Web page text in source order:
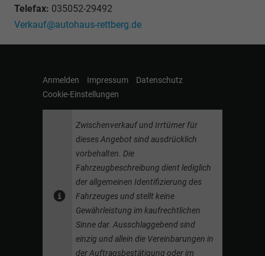
Telefax: 035052-29492
Verkauf@autohaus-rettberg.de
Anmelden Impressum
Datenschutz
Cookie-Einstellungen
Zwischenverkauf und Irrtümer für
dieses Angebot sind ausdrücklich
vorbehalten. Die
Fahrzeugbeschreibung dient lediglich
der allgemeinen Identifizierung des
Fahrzeuges und stellt keine
Gewährleistung im kaufrechtlichen
Sinne dar. Ausschlaggebend sind
einzig und allein die Vereinbarungen in
der Auftragsbestätigung oder im